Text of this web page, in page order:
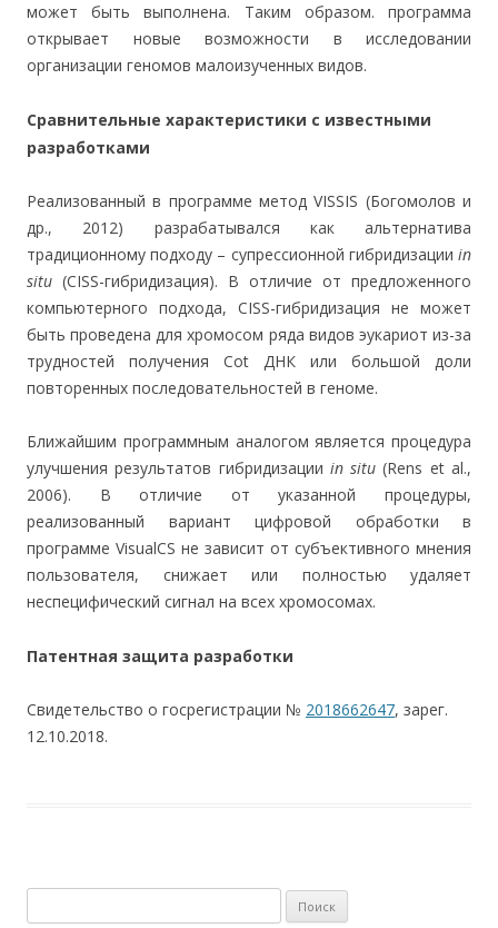
может быть выполнена. Таким образом. программа
открывает новые возможности в исследовании
организации геномов малоизученных видов.
Сравнительные характеристики с известными
разработками
Реализованный в программе метод VISSIS (Богомолов и
др., 2012) разрабатывался как альтернатива
традиционному подходу – супрессионной гибридизации in
situ (CISS-гибридизация). В отличие от предложенного
компьютерного подхода, CISS-гибридизация не может
быть проведена для хромосом ряда видов эукариот из-за
трудностей получения Cot ДНК или большой доли
повторенных последовательностей в геноме.
Ближайшим программным аналогом является процедура
улучшения результатов гибридизации in situ (Rens et al.,
2006). В отличие от указанной процедуры,
реализованный вариант цифровой обработки в
программе VisualCS не зависит от субъективного мнения
пользователя, снижает или полностью удаляет
неспецифический сигнал на всех хромосомах.
Патентная защита разработки
Свидетельство о госрегистрации № 2018662647, зарег.
12.10.2018.